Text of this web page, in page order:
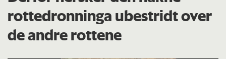
rottedronninga ubestridt over
de andre rottene